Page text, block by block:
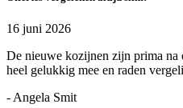
16 juni 2026
De nieuwe kozijnen zijn prima
heel gelukkig mee en raden
- Angela Smit